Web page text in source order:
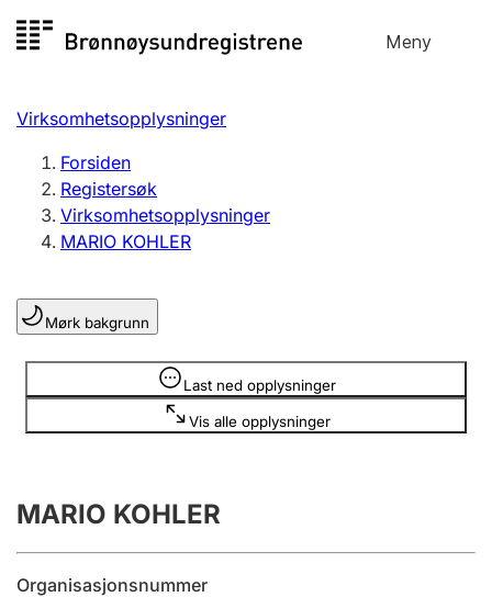
til
Meny
Registersøk
Aksjeselskap
Enkeltpersonforetak
Registrere, endre, slette
Lag og forening
Registrere, endre, slette
Årsregnskap
Innsending og forsinkelsesgebyr
Virksomhetsopplysninger
Forsiden
Registersøk
Virksomhetsopplysninger
MARIO KOHLER
Mørk bakgrunn
Last ned opplysninger
Vis alle opplysninger
Opplysninger er skjult
MARIO KOHLER
Organisasjonsnummer